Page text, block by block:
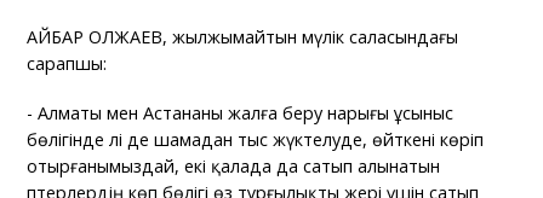
АЙБАР ОЛЖАЕВ, жылжымайтын мүлік саласындағы
сарапшы:
- Алматы мен Астананы жалға беру нарығы ұсыныс
бөлігінде әлі де шамадан тыс жүктелуде, өйткені көріп
отырғанымыздай, екі қалада да сатып алынатын
пәтерлердің көп бөлігі өз тұрғылықты жері үшін сатып